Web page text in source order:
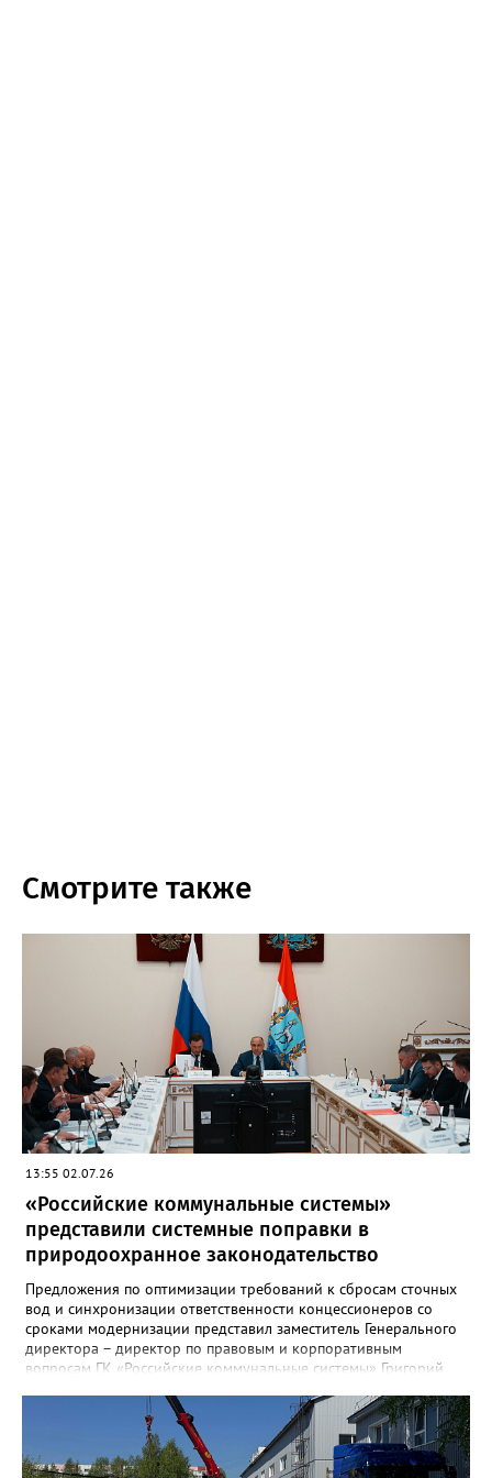
Смотрите также
13:55 02.07.26
«Российские коммунальные системы»
представили системные поправки в
природоохранное законодательство
Предложения по оптимизации требований к сбросам сточных
вод и синхронизации ответственности концессионеров со
сроками модернизации представил заместитель Генерального
директора – директор по правовым и корпоративным
вопросам ГК «Российские коммунальные системы» Григорий
строительству и ЖКХ в Самаре. В мероприятии приняли
участие председатель Комитета Сергей Пахомов, его первый
заместитель Владимир Кошелев, руководство Самарской
области и крупнейшие игроки отрасли. В своем выступлении